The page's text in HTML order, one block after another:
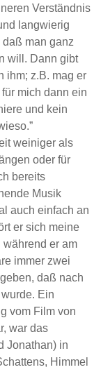
Verständnis
langwierig
man ganz
will. Dann gibt
ihm; z.B. mag er
mich dann ein
und kein
weiniger als
oder für
bereits
Musik
auch einfach an
er sich meine
er am
immer zwei
daß nach
Ein
vom Film von
war das
Jonathan) in
Himmel